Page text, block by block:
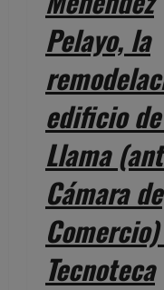
Pelayo, la
edificio
Llama
Cámara de
Tecnoteca